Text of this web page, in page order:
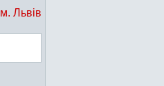
м. Львів